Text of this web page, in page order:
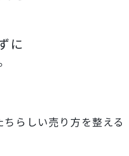
に
らしい売り方を整える